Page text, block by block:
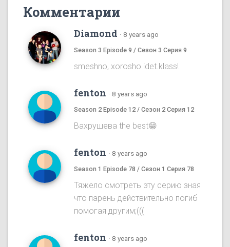
Комментарии
Diamond · 8 years ago
Season 3 Episode 9 / Сезон 3 Серия 9
smeshno, xorosho idet.klass!
fenton · 8 years ago
Season 2 Episode 12 / Сезон 2 Серия 12
Вахрушева the best😁
fenton · 8 years ago
Season 1 Episode 78 / Сезон 1 Серия 78
Тяжело смотреть эту серию зная
что парень действительно погиб
помогая другим;(((
fenton · 8 years ago